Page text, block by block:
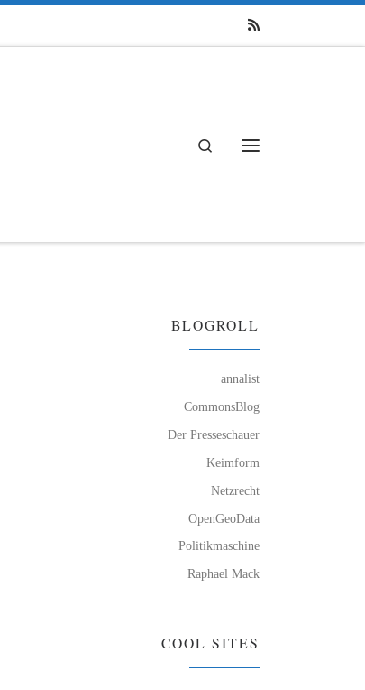
Search
BLOGROLL
annalist
CommonsBlog
Der Presseschauer
Keimform
Netzrecht
OpenGeoData
Politikmaschine
Raphael Mack
COOL SITES